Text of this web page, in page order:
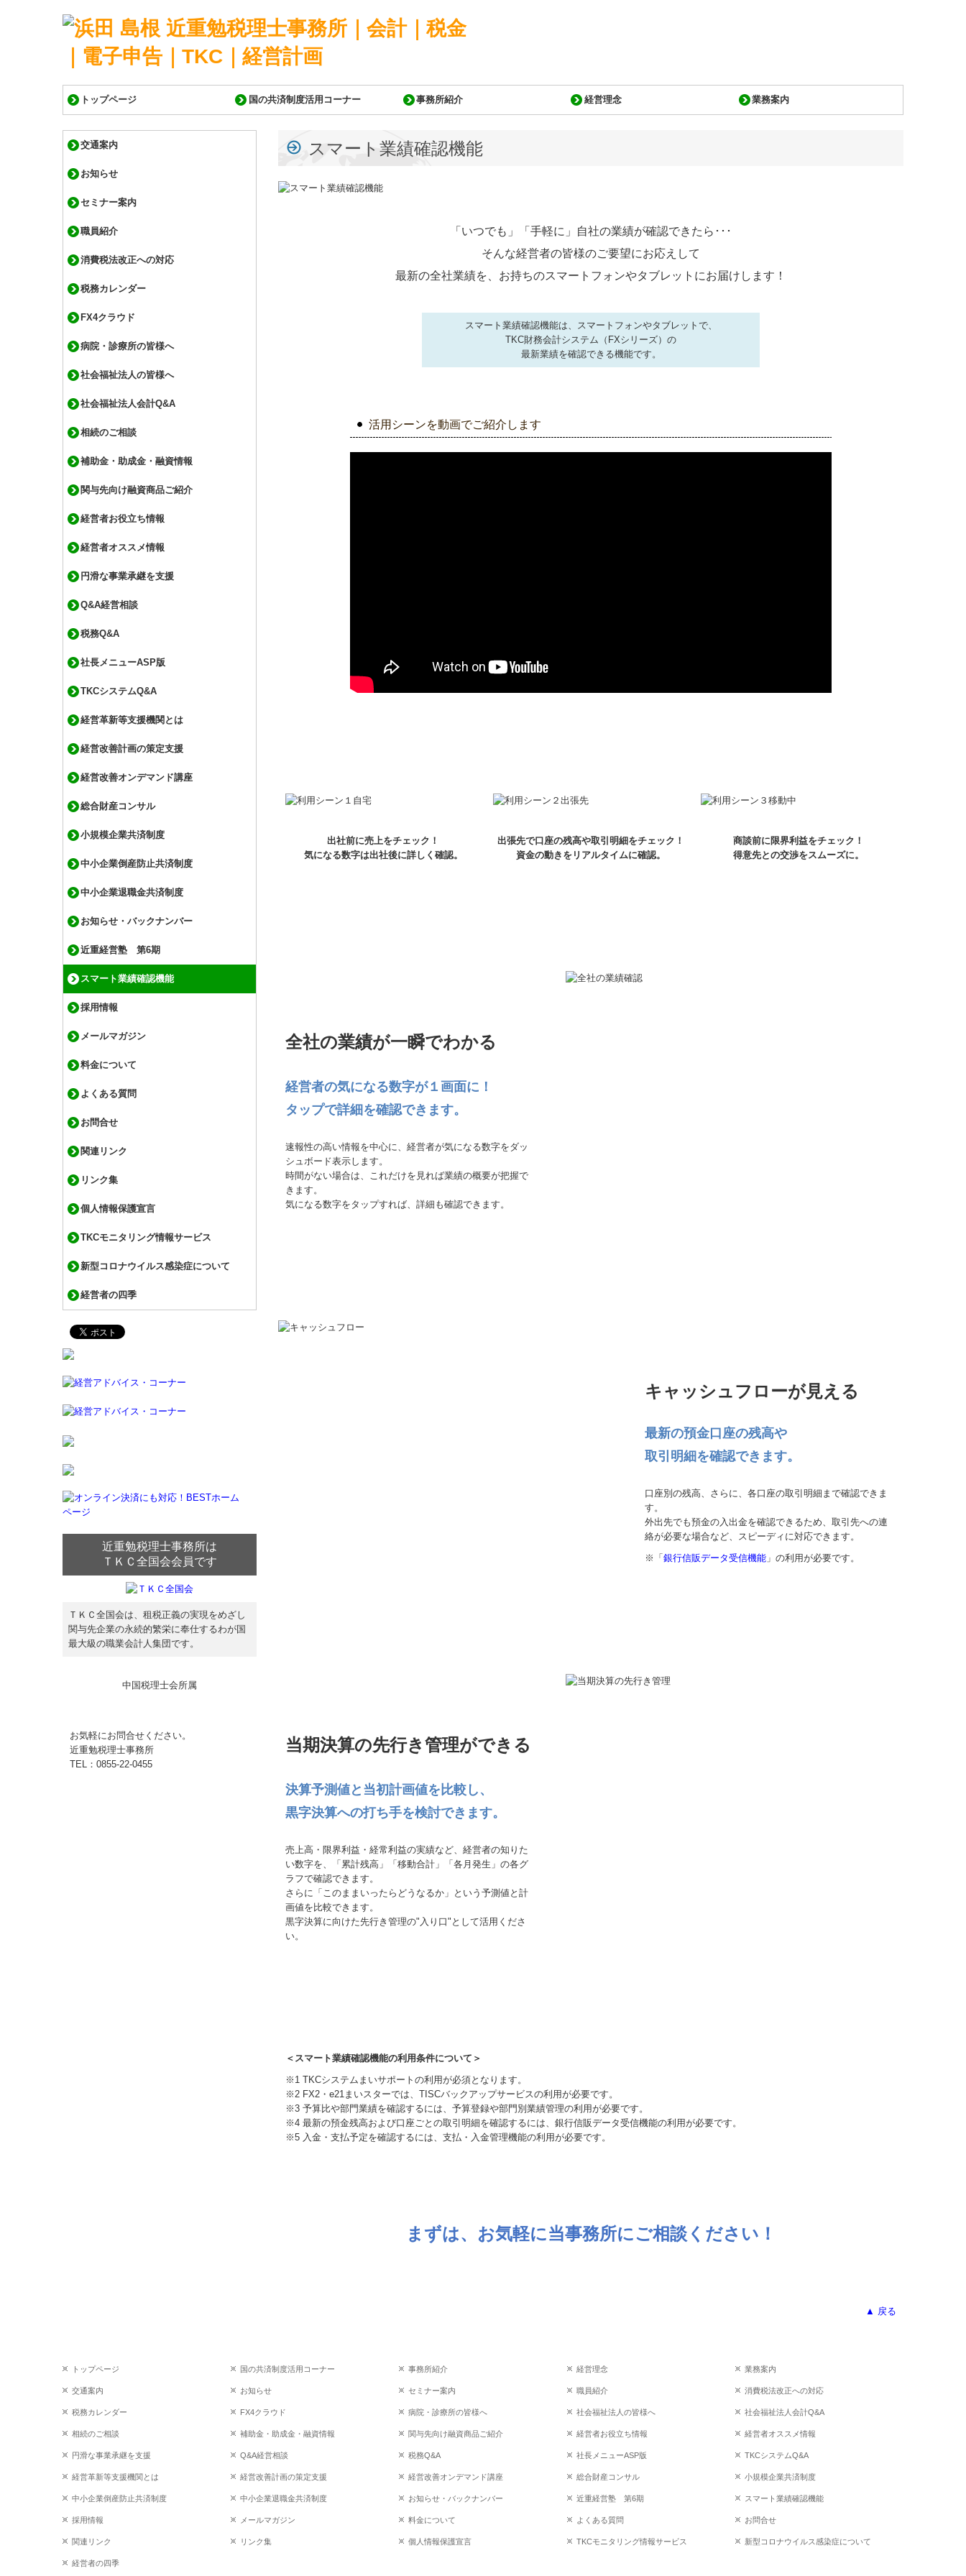
トップページ 国の共済制度活用コーナー 事務所紹介 経営理念 業務案内
交通案内
お知らせ
セミナー案内
職員紹介
消費税法改正への対応
税務カレンダー
FX4クラウド
病院・診療所の皆様へ
社会福祉法人の皆様へ
社会福祉法人会計Q&A
相続のご相談
補助金・助成金・融資情報
関与先向け融資商品ご紹介
経営者お役立ち情報
経営者オススメ情報
円滑な事業承継を支援
Q&A経営相談
税務Q&A
社長メニューASP版
TKCシステムQ&A
経営革新等支援機関とは
経営改善計画の策定支援
経営改善オンデマンド講座
総合財産コンサル
小規模企業共済制度
中小企業倒産防止共済制度
中小企業退職金共済制度
お知らせ・バックナンバー
近重経営塾 第6期
スマート業績確認機能
採用情報
メールマガジン
料金について
よくある質問
お問合せ
関連リンク
リンク集
個人情報保護宣言
TKCモニタリング情報サービス
新型コロナウイルス感染症について
経営者の四季
近重勉税理士事務所は
ＴＫＣ全国会会員です
ＴＫＣ全国会は、租税正義の実現をめざし
関与先企業の永続的繁栄に奉仕するわが国
最大級の職業会計人集団です。
中国税理士会所属
お気軽にお問合せください。
近重勉税理士事務所
TEL：0855-22-0455
スマート業績確認機能
「いつでも」「手軽に」自社の業績が確認できたら･･･
そんな経営者の皆様のご要望にお応えして
最新の全社業績を、お持ちのスマートフォンやタブレットにお届けします！
スマート業績確認機能は、スマートフォンやタブレットで、
TKC財務会計システム（FXシリーズ）の
最新業績を確認できる機能です。
活用シーンを動画でご紹介します
出社前に売上をチェック！
気になる数字は出社後に詳しく確認。
出張先で口座の残高や取引明細をチェック！
資金の動きをリアルタイムに確認。
商談前に限界利益をチェック！
得意先との交渉をスムーズに。
全社の業績が一瞬でわかる
経営者の気になる数字が１画面に！
タップで詳細を確認できます。
速報性の高い情報を中心に、経営者が気になる数字をダッ
シュボード表示します。
時間がない場合は、これだけを見れば業績の概要が把握で
きます。
気になる数字をタップすれば、詳細も確認できます。
キャッシュフローが見える
最新の預金口座の残高や
取引明細を確認できます。
口座別の残高、さらに、各口座の取引明細まで確認できま
す。
外出先でも預金の入出金を確認できるため、取引先への連
絡が必要な場合など、スピーディに対応できます。
※「 銀行信販データ受信機能 」の利用が必要です。
当期決算の先行き管理ができる
決算予測値と当初計画値を比較し、
黒字決算への打ち手を検討できます。
売上高・限界利益・経常利益の実績など、経営者の知りた
い数字を、「累計残高」「移動合計」「各月発生」の各グ
ラフで確認できます。
さらに「このままいったらどうなるか」という予測値と計
画値を比較できます。
黒字決算に向けた先行き管理の"入り口"として活用くださ
い。
＜スマート業績確認機能の利用条件について＞
※1 TKCシステムまいサポートの利用が必須となります。
※2 FX2・e21まいスターでは、TISCバックアップサービスの利用が必要です。
※3 予算比や部門業績を確認するには、予算登録や部門別業績管理の利用が必要です。
※4 最新の預金残高および口座ごとの取引明細を確認するには、銀行信販データ受信機能の利用が必要です。
※5 入金・支払予定を確認するには、支払・入金管理機能の利用が必要です。
まずは、お気軽に当事務所にご相談ください！
▲ 戻る
トップページ 国の共済制度活用コーナー 事務所紹介 経営理念 業務案内
交通案内 お知らせ セミナー案内 職員紹介 消費税法改正への対応
税務カレンダー FX4クラウド 病院・診療所の皆様へ 社会福祉法人の皆様へ 社会福祉法人会計Q&A
相続のご相談 補助金・助成金・融資情報 関与先向け融資商品ご紹介 経営者お役立ち情報 経営者オススメ情報
円滑な事業承継を支援 Q&A経営相談 税務Q&A 社長メニューASP版 TKCシステムQ&A
経営革新等支援機関とは 経営改善計画の策定支援 経営改善オンデマンド講座 総合財産コンサル 小規模企業共済制度
中小企業倒産防止共済制度 中小企業退職金共済制度 お知らせ・バックナンバー 近重経営塾 第6期 スマート業績確認機能
採用情報 メールマガジン 料金について よくある質問 お問合せ
関連リンク リンク集 個人情報保護宣言 TKCモニタリング情報サービス 新型コロナウイルス感染症について
経営者の四季